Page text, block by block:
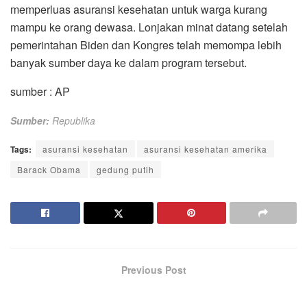
memperluas asuransi kesehatan untuk warga kurang
mampu ke orang dewasa. Lonjakan minat datang setelah
pemerintahan Biden dan Kongres telah memompa lebih
banyak sumber daya ke dalam program tersebut.
sumber : AP
Sumber: Republika
Tags: asuransi kesehatan
asuransi kesehatan amerika
Barack Obama
gedung putih
Previous Post